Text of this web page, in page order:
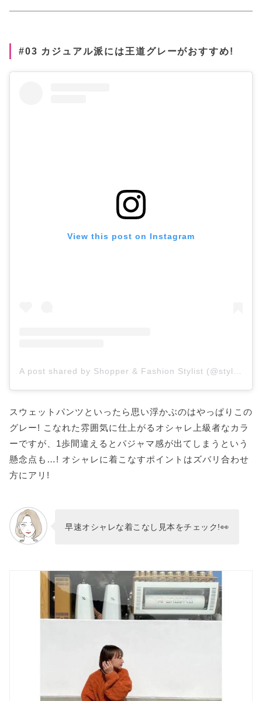
#03 カジュアル派には王道グレーがおすすめ!
View this post on Instagram
スウェットパンツといったら思い浮かぶのはやっぱりこの
グレー! こなれた雰囲気に仕上がるオシャレ上級者なカラ
ーですが、1歩間違えるとパジャマ感が出てしまうという
懸念点も…! オシャレに着こなすポイントはズバリ合わせ
方にアリ!
早速オシャレな着こなし見本をチェック!👀